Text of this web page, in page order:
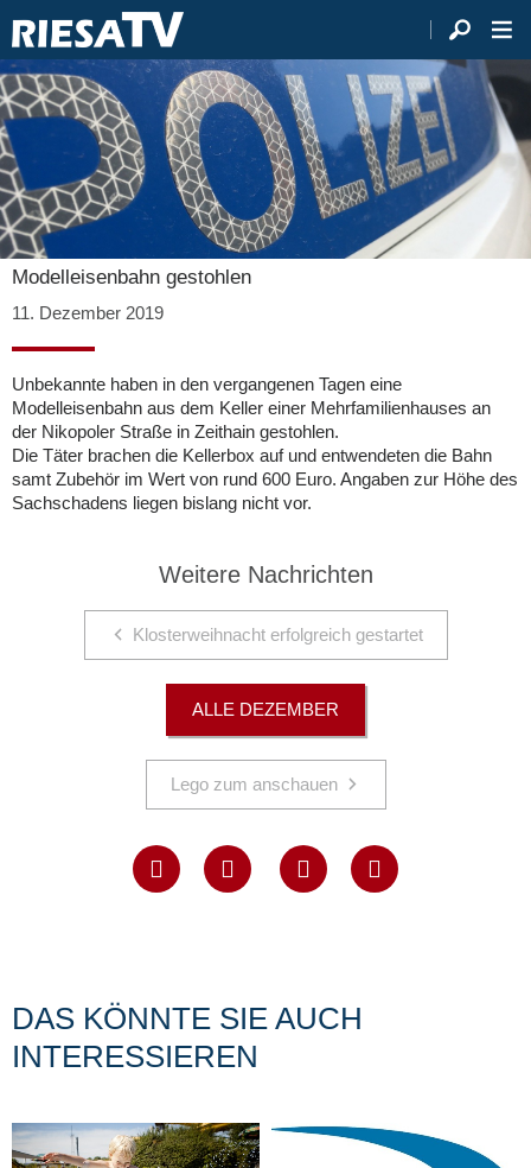
Modelleisenbahn gestohlen
11. Dezember 2019
Unbekannte haben in den vergangenen Tagen eine
Modelleisenbahn aus dem Keller einer Mehrfamilienhauses an
der Nikopoler Straße in Zeithain gestohlen.
Die Täter brachen die Kellerbox auf und entwendeten die Bahn
samt Zubehör im Wert von rund 600 Euro. Angaben zur Höhe des
Sachschadens liegen bislang nicht vor.
Weitere Nachrichten
Klosterweihnacht erfolgreich gestartet
ALLE DEZEMBER
Lego zum anschauen
DAS KÖNNTE SIE AUCH
INTERESSIEREN